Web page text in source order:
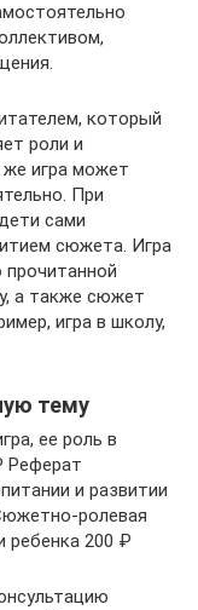
который
роли и
игра может
При
сами
сюжета. Игра
а также сюжет
игра в школу,
тему
ее роль в
Реферат
и развитии
ролевая
ребенка 200 ₽